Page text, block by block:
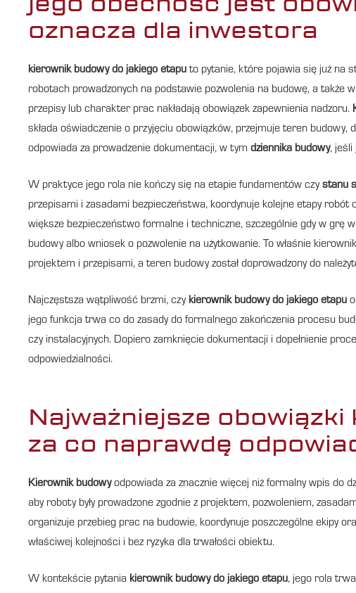
oznacza dla inwestora
kierownik budowy do jakiego etapu to pytanie, które pojawia się już na
robotach prowadzonych na podstawie pozwolenia na budowę, a także
przepisy lub charakter prac nakładają obowiązek zapewnienia nadzoru.
składa oświadczenie o przyjęciu obowiązków, przejmuje teren budowy,
odpowiada za prowadzenie dokumentacji, w tym dziennika budowy, jeśli
W praktyce jego rola nie kończy się na etapie fundamentów czystanu
przepisami i zasadami bezpieczeństwa, koordynuje kolejne etapy
większe bezpieczeństwo formalne i techniczne, szczególnie gdy w grę
budowy albo wniosek o pozwolenie na użytkowanie. To właśnie
projektem i przepisami, a teren budowy został doprowadzony do
Najczęstsza wątpliwość brzmi, czy kierownik budowy do jakiego etapu
jego funkcja trwa co do zasady do formalnego zakończenia procesu
czy instalacyjnych. Dopiero zamknięcie dokumentacji i dopełnienie
odpowiedzialności.
Najważniejsze
za co naprawdę
Kierownik budowyodpowiada za znacznie więcej niż formalny wpis do
aby roboty były prowadzone zgodnie z projektem, pozwoleniem,
organizuje przebieg prac na budowie, koordynuje poszczególne ekipy
właściwej kolejności i bez ryzyka dla trwałości obiektu.
W kontekście pytania kierownik budowy do jakiego etapu, jego rola